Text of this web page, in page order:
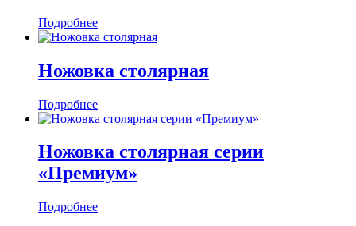
Подробнее
Ножовка столярная
Подробнее
Ножовка столярная серии
«Премиум»
Подробнее